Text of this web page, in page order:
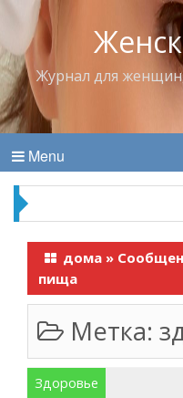
Журнал для
Menu
дома »
пища
Метка:
Здоровье